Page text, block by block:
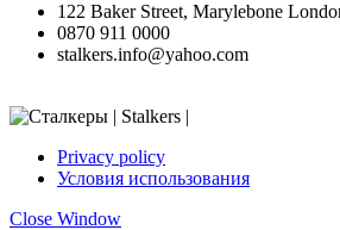
122 Baker Street, Marylebone
0870 911 0000
stalkers.info@yahoo.com
Privacy policy
Условия использования
Close Window